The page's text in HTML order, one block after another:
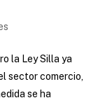
la Ley Silla ya
sector comercio,
se ha